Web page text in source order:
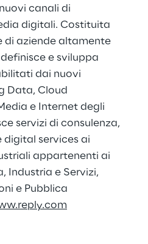
canali di
digitali. Costituita
di aziende altamente
e sviluppa
dai nuovi
Data, Cloud
e Internet degli
servizi di consulenza,
digital services ai
appartenenti ai
Industria e Servizi,
e Pubblica